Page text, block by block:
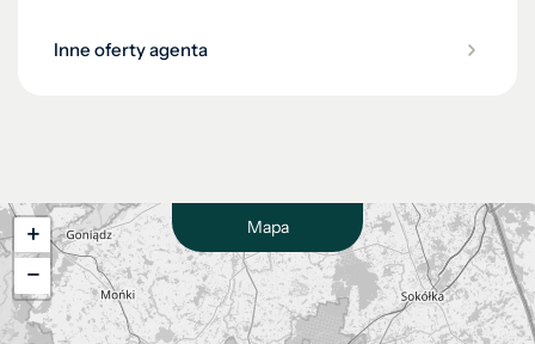
Inne oferty agenta
Mapa
+
−